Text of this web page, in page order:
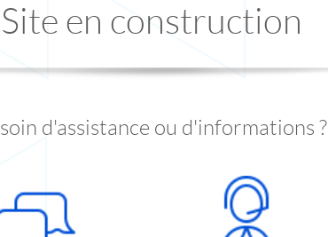
Site en construction
d'assistance ou d'informations ?